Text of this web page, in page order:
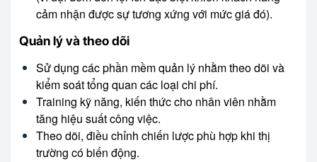
cảm nhận được sự tương xứng với mức giá đó).
Quản lý và theo dõi
Sử dụng các phần mềm quản lý nhằm theo dõi và
kiểm soát tổng quan các loại chi phí.
Training kỹ năng, kiến thức cho nhân viên nhằm
tăng hiệu suất công việc.
Theo dõi, điều chỉnh chiến lược phù hợp khi thị
trường có biến động.